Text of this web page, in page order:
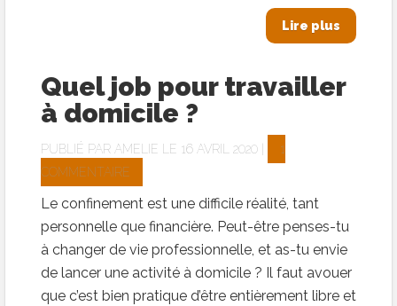
Lire plus
Quel job pour travailler
à domicile ?
PUBLIÉ PAR AMELIE LE 16 AVRIL 2020 |
1
COMMENTAIRE
Le confinement est une difficile réalité, tant
personnelle que financière. Peut-être penses-tu
à changer de vie professionnelle, et as-tu envie
de lancer une activité à domicile ? Il faut avouer
que c’est bien pratique d’être entièrement libre et